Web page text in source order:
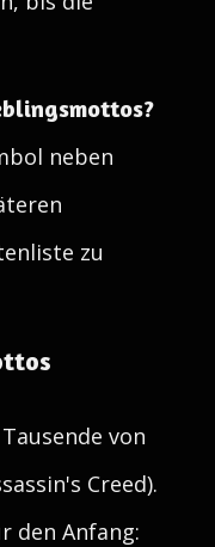
neben
zu
von
Creed).
den Anfang: